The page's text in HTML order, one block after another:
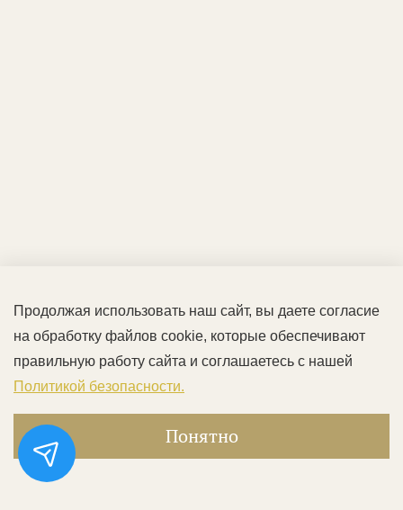
Продолжая использовать наш сайт, вы даете согласие
на обработку файлов cookie, которые обеспечивают
правильную работу сайта и соглашаетесь с нашей
Политикой безопасности.
Понятно